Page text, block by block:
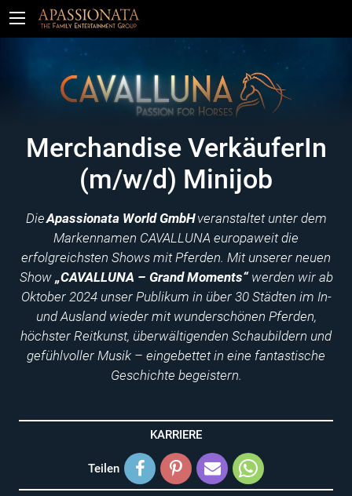
Merchandise VerkäuferIn
(m/w/d) Minijob
DieApassionata World GmbHveranstaltet unter dem
Markennamen CAVALLUNA europaweit die
erfolgreichsten Shows mit Pferden. Mit unserer neuen
Show „CAVALLUNA – Grand Moments“werden wir ab
Oktober 2024 unser Publikum in über 30 Städten im In-
und Ausland wieder mit wunderschönen Pferden,
höchster Reitkunst, überwältigenden Schaubildern und
gefühlvoller Musik – eingebettet in eine fantastische
Geschichte begeistern.
KARRIERE
Teilen